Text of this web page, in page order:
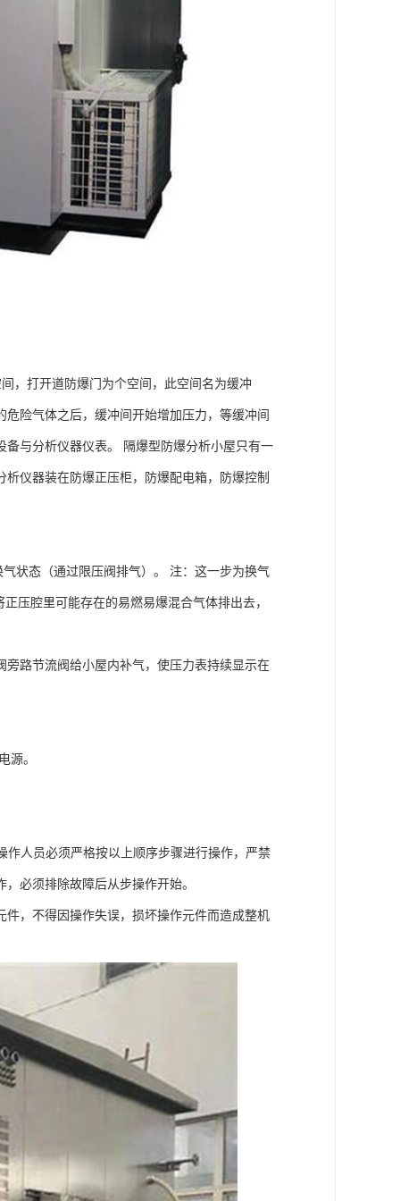
，打开道防爆门为个空间，此空间名为缓冲
险气体之后，缓冲间开始增加压力，等缓冲间
与分析仪器仪表。 隔爆型防爆分析小屋只有一
仪器装在防爆正压柜，防爆配电箱，防爆控制
状态（通过限压阀排气）。 注：这一步为换气
压腔里可能存在的易燃易爆混合气体排出去，
路节流阀给小屋内补气，使压力表持续显示在
源。
人员必须严格按以上顺序步骤进行操作，严禁
必须排除故障后从步操作开始。
，不得因操作失误，损坏操作元件而造成整机